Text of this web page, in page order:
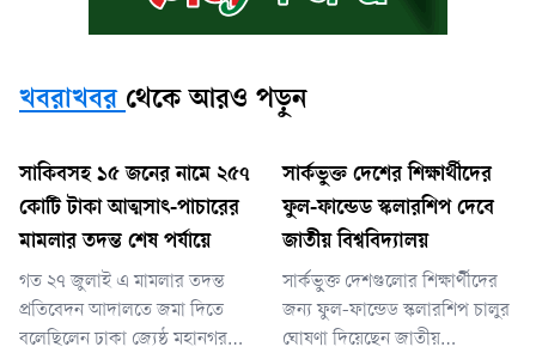
খবরাখবর থেকে আরও পড়ুন
সাকিবসহ ১৫ জনের নামে ২৫৭
কোটি টাকা আত্মসাৎ-পাচারের
মামলার তদন্ত শেষ পর্যায়ে
গত ২৭ জুলাই এ মামলার তদন্ত
প্রতিবেদন আদালতে জমা দিতে
বলেছিলেন ঢাকা জ্যেষ্ঠ মহানগর
সার্কভুক্ত দেশের শিক্ষার্থীদের
ফুল-ফান্ডেড স্কলারশিপ দেবে
জাতীয় বিশ্ববিদ্যালয়
সার্কভুক্ত দেশগুলোর শিক্ষার্থীদের
জন্য ফুল-ফান্ডেড স্কলারশিপ চালুর
ঘোষণা দিয়েছেন জাতীয়